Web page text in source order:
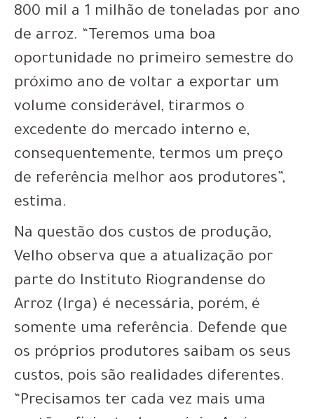
800 mil a 1 milhão de toneladas por ano
de arroz. “Teremos uma boa
oportunidade no primeiro semestre do
próximo ano de voltar a exportar um
volume considerável, tirarmos o
excedente do mercado interno e,
consequentemente, termos um preço
de referência melhor aos produtores”,
estima.
Na questão dos custos de produção,
Velho observa que a atualização por
parte do Instituto Riograndense do
Arroz (Irga) é necessária, porém, é
somente uma referência. Defende que
os próprios produtores saibam os seus
custos, pois são realidades diferentes.
“Precisamos ter cada vez mais uma